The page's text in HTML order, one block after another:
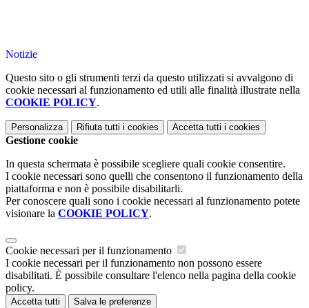
Notizie
Questo sito o gli strumenti terzi da questo utilizzati si avvalgono di
cookie necessari al funzionamento ed utili alle finalità illustrate nella
COOKIE POLICY.
Personalizza Rifiuta tutti i cookies Accetta tutti i cookies
Gestione cookie
In questa schermata è possibile scegliere quali cookie consentire.
I cookie necessari sono quelli che consentono il funzionamento della
piattaforma e non è possibile disabilitarli.
Per conoscere quali sono i cookie necessari al funzionamento potete
visionare la COOKIE POLICY.
Cookie necessari per il funzionamento
I cookie necessari per il funzionamento non possono essere
disabilitati. È possibile consultare l'elenco nella pagina della cookie
policy.
Accetta tutti Salva le preferenze